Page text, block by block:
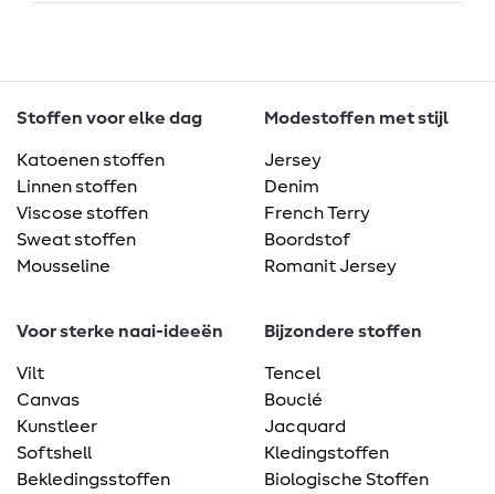
Stoffen voor elke dag
Katoenen stoffen
Linnen stoffen
Viscose stoffen
Sweat stoffen
Mousseline
Modestoffen met stijl
Jersey
Denim
French Terry
Boordstof
Romanit Jersey
Voor sterke naai-ideeën
Vilt
Canvas
Kunstleer
Softshell
Bekledingsstoffen
Bijzondere stoffen
Tencel
Bouclé
Jacquard
Kledingstoffen
Biologische Stoffen